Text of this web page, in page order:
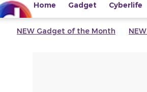
Home Gadget Cyberlife
NEW Gadget of the Month NEW